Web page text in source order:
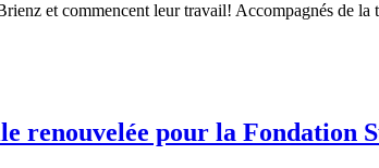
et commencent leur travail! Accompagnés de
renouvelée pour la Fondation